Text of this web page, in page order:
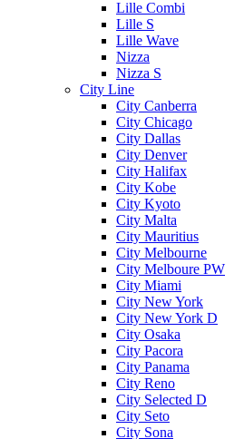
Lille Combi
Lille S
Lille Wave
Nizza
Nizza S
City Line
City Canberra
City Chicago
City Dallas
City Denver
City Halifax
City Kobe
City Kyoto
City Malta
City Mauritius
City Melbourne
City Melboure PW
City Miami
City New York
City New York D
City Osaka
City Pacora
City Panama
City Reno
City Selected D
City Seto
City Sona